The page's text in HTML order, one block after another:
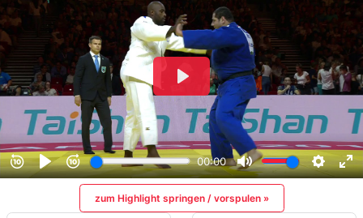
zum Highlight springen / vorspulen »